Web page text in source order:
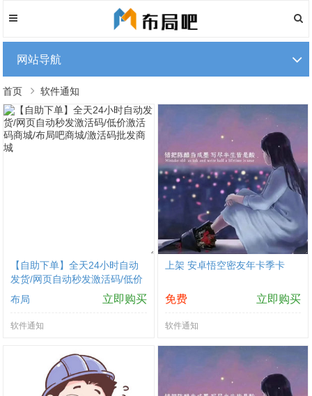
网站导航
首页 软件通知
【自助下单】全天24小时自动
发货/网页自动秒发激活码/低价
激活码商城/布局吧商城/激活码
批发商城
布局 立即购买
软件通知
上架 安卓悟空密友年卡季卡
免费 立即购买
软件通知